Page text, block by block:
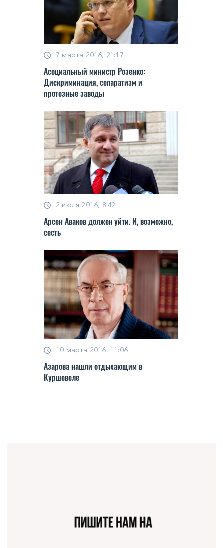
7 марта 2016, 21:17
Асоциальный министр Розенко:
Дискриминация, сепаратизм и
протезные заводы
2 июля 2016, 8:42
Арсен Аваков должен уйти. И, возможно,
сесть
10 марта 2016, 11:06
Азарова нашли отдыхающим в
Куршевеле